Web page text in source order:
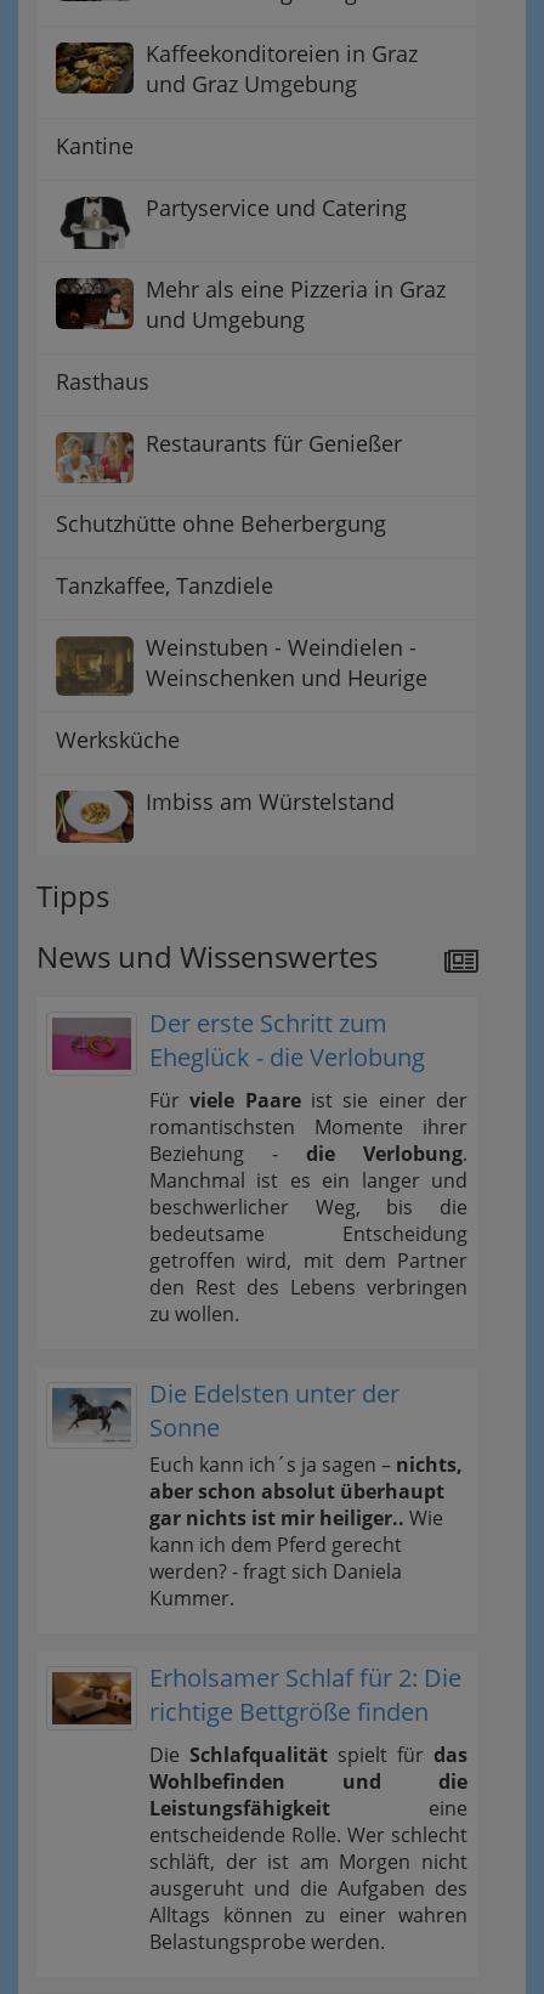
Kaffeekonditoreien in Graz
und Graz Umgebung
Kantine
Partyservice und Catering
Mehr als eine Pizzeria in Graz
und Umgebung
Rasthaus
Restaurants für Genießer
Schutzhütte ohne Beherbergung
Tanzkaffee, Tanzdiele
Weinstuben - Weindielen -
Weinschenken und Heurige
Werksküche
Imbiss am Würstelstand
Tipps
News und Wissenswertes
Der erste Schritt zum
Eheglück - die Verlobung
Fürviele Paareist sie einer der
romantischsten Momente ihrer
Beziehung - die Verlobung.
Manchmal ist es ein langer und
beschwerlicher Weg, bis die
bedeutsame Entscheidung
getroffen wird, mit dem Partner
den Rest des Lebens verbringen
zu wollen.
Die Edelsten unter der
Sonne
Euch kann ich´s ja sagen – nichts,
aber schon absolut überhaupt
gar nichts ist mir heiliger.. Wie
kann ich dem Pferd gerecht
werden? - fragt sich Daniela
Kummer.
Erholsamer Schlaf für 2: Die
richtige Bettgröße finden
Die Schlafqualität spielt für das
Wohlbefinden und die
Leistungsfähigkeit eine
entscheidende Rolle. Wer schlecht
schläft, der ist am Morgen nicht
ausgeruht und die Aufgaben des
Alltags können zu einer wahren
Belastungsprobe werden.